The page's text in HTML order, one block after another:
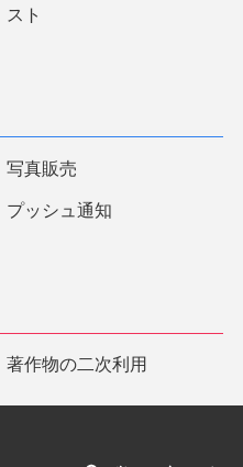
スト
写真販売
プッシュ通知
著作物の二次利用